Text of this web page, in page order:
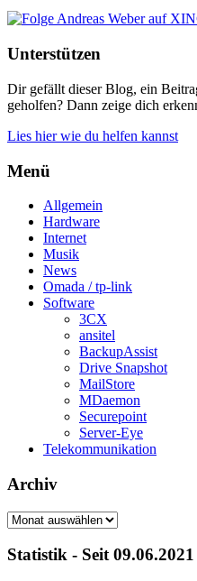
Unterstützen
Dir gefällt dieser Blog, ein
geholfen? Dann zeige dich
Lies hier wie du helfen kannst
Menü
Allgemein
Hardware
Internet
Musik
News
Omada / tp-link
Software
3CX
ansitel
BackupAssist
Drive Snapshot
MailStore
MDaemon
Securepoint
Server-Eye
Telekommunikation
Archiv
Archiv
Statistik - Seit 09.06.2021